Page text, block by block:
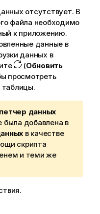
отсутствует. В
файла необходимо
к приложению.
данные в
данных в
(Обновить
просмотреть
таблицы.
данных
была добавлена в
в качестве
скрипта
и теми же